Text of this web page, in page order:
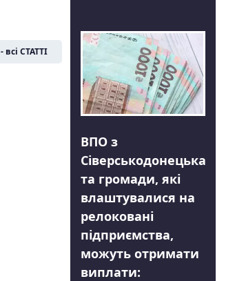
- всі СТАТТІ
ВПО з
Сіверськодонецька
та громади, які
влаштувалися на
релоковані
підприємства,
можуть отримати
виплати: